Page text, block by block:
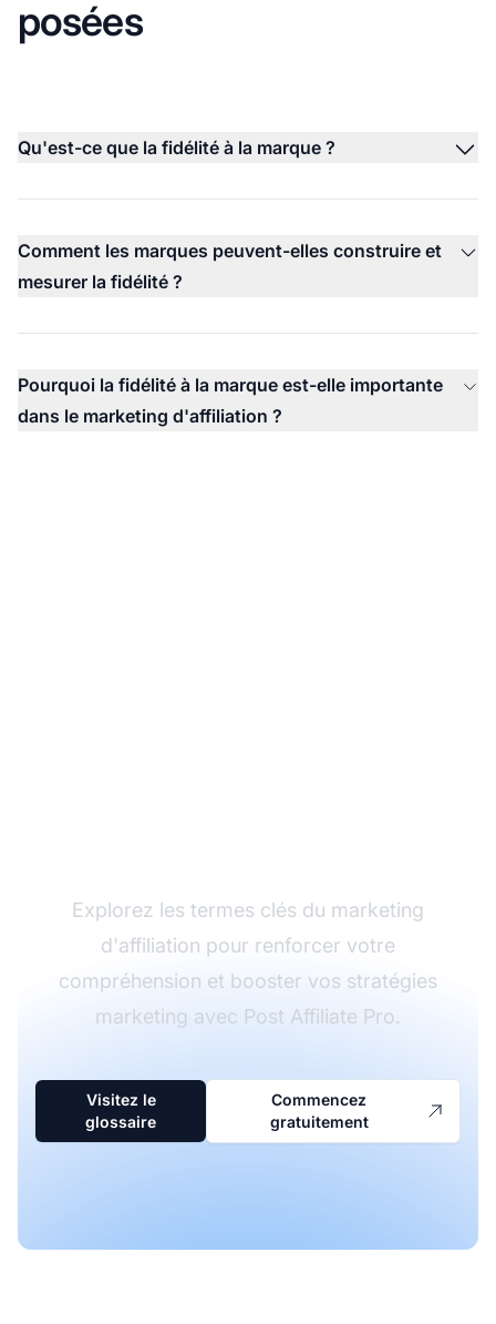
posées
Qu'est-ce que la fidélité à la marque ?
Comment les marques peuvent-elles construire et
mesurer la fidélité ?
Pourquoi la fidélité à la marque est-elle importante
dans le marketing d'affiliation ?
Explorez les termes clés du marketing
d'affiliation pour renforcer votre
compréhension et booster vos stratégies
marketing avec Post Affiliate Pro.
Visitez le
glossaire
Commencez
gratuitement